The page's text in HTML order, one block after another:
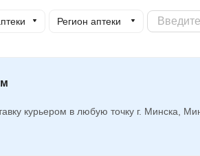
Регион аптеки
курьером в любую точку г. Минска,